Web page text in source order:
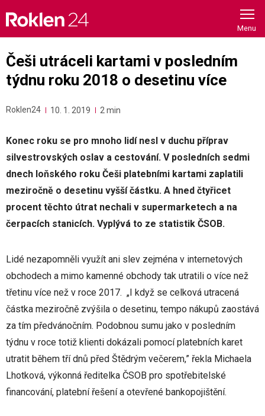
content
Češi utráceli kartami v posledním
týdnu roku 2018 o desetinu více
Roklen24 10. 1. 2019 2 min
Konec roku se pro mnoho lidí nesl v duchu příprav
silvestrovských oslav a cestování. V posledních sedmi
dnech loňského roku Češi platebními kartami zaplatili
meziročně o desetinu vyšší částku. A hned čtyřicet
procent těchto útrat nechali v supermarketech a na
čerpacích stanicích. Vyplývá to ze statistik ČSOB.
Lidé nezapomněli využít ani slev zejména v internetových
obchodech a mimo kamenné obchody tak utratili o více než
třetinu více než v roce 2017. „I když se celková utracená
částka meziročně zvýšila o desetinu, tempo nákupů zaostává
za tím předvánočním. Podobnou sumu jako v posledním
týdnu v roce totiž klienti dokázali pomocí platebních karet
utratit během tří dnů před Štědrým večerem,” řekla Michaela
Lhotková, výkonná ředitelka ČSOB pro spotřebitelské
financování, platební řešení a otevřené bankopojištění.